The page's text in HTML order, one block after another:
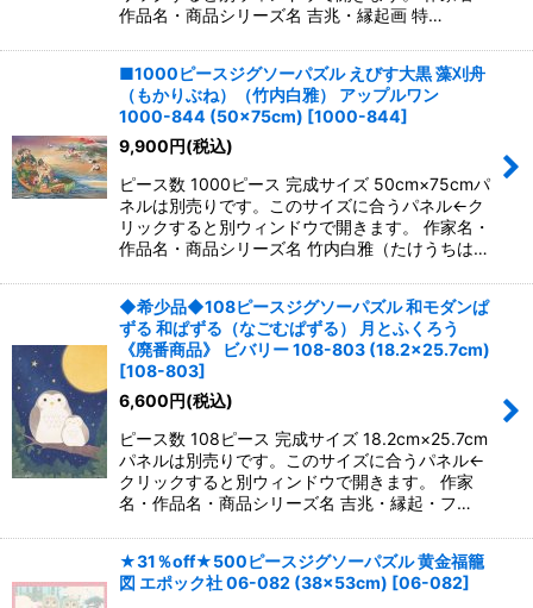
作品名・商品シリーズ名 吉兆・縁起画 特…
■1000ピースジグソーパズル えびす大黒 藻刈舟
（もかりぶね）（竹内白雅） アップルワン
1000-844 (50×75cm) [1000-844]
9,900円(税込)
ピース数 1000ピース 完成サイズ 50cm×75cmパ
ネルは別売りです。このサイズに合うパネル←ク
リックすると別ウィンドウで開きます。 作家名・
作品名・商品シリーズ名 竹内白雅（たけうちは…
◆希少品◆108ピースジグソーパズル 和モダンぱ
ずる 和ぱずる（なごむぱずる） 月とふくろう
《廃番商品》 ビバリー 108-803 (18.2×25.7cm)
[108-803]
6,600円(税込)
ピース数 108ピース 完成サイズ 18.2cm×25.7cm
パネルは別売りです。このサイズに合うパネル←
クリックすると別ウィンドウで開きます。 作家
名・作品名・商品シリーズ名 吉兆・縁起・フ…
★31％off★500ピースジグソーパズル 黄金福籠
図 エポック社 06-082 (38×53cm) [06-082]